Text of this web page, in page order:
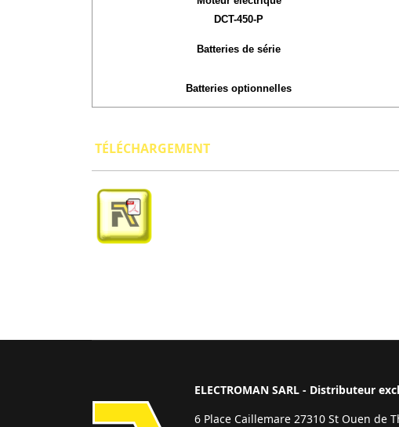
DCT-450-P
Batteries de série
Batteries optionnelles
TÉLÉCHARGEMENT
ELECTROMAN SARL - Distributeur
6 Place Caillemare 27310 St Ouen de